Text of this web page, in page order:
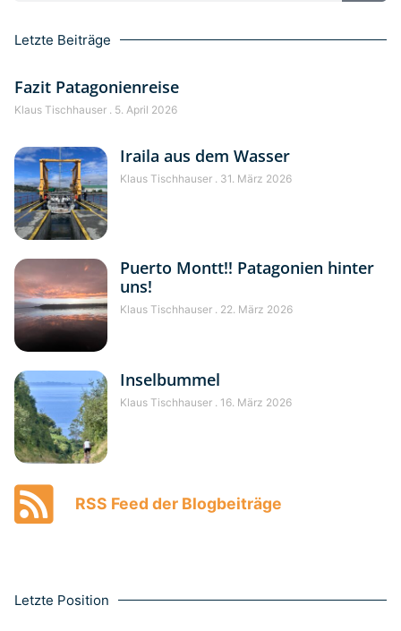
Letzte Beiträge
Fazit Patagonienreise
Klaus Tischhauser 5. April 2026
Iraila aus dem Wasser
Klaus Tischhauser 31. März 2026
Puerto Montt!! Patagonien hinter
uns!
Klaus Tischhauser 22. März 2026
Inselbummel
Klaus Tischhauser 16. März 2026
RSS Feed der Blogbeiträge
Letzte Position